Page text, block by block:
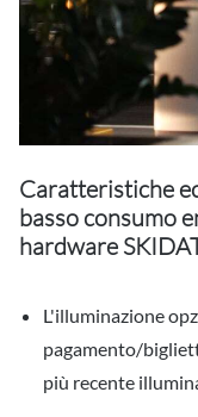
Caratteristiche
basso consumo
hardware
L'illuminazione
pagamento/
più recente